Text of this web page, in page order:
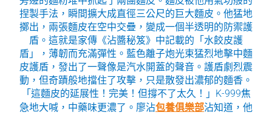
捏製手法，瞬間擴大成直徑三公尺的巨大麵皮。他猛地
擲出，兩張麵皮在空中交疊，變成一個半透明的防禦護
盾。這就是家傳《沾醬秘笈》中記載的「水餃皮護
盾」，薄韌而充滿彈性。藍色離子炮光束猛烈地擊中麵
皮護盾，發出了一聲像是汽水開蓋的聲音。護盾劇烈震
動，但奇蹟般地擋住了攻擊，只是散發出濃郁的麵香。
「這麵皮的延展性！完美！但撐不了太久！」K-999焦
急地大喊，中藥味更濃了。廖沾包養俱樂部沾知道，他